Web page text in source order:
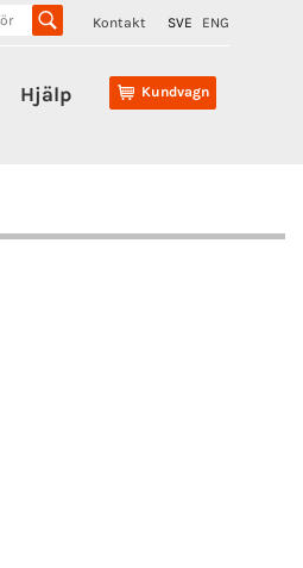
Kontakt SVE ENG
Kundvagn
Hjälp